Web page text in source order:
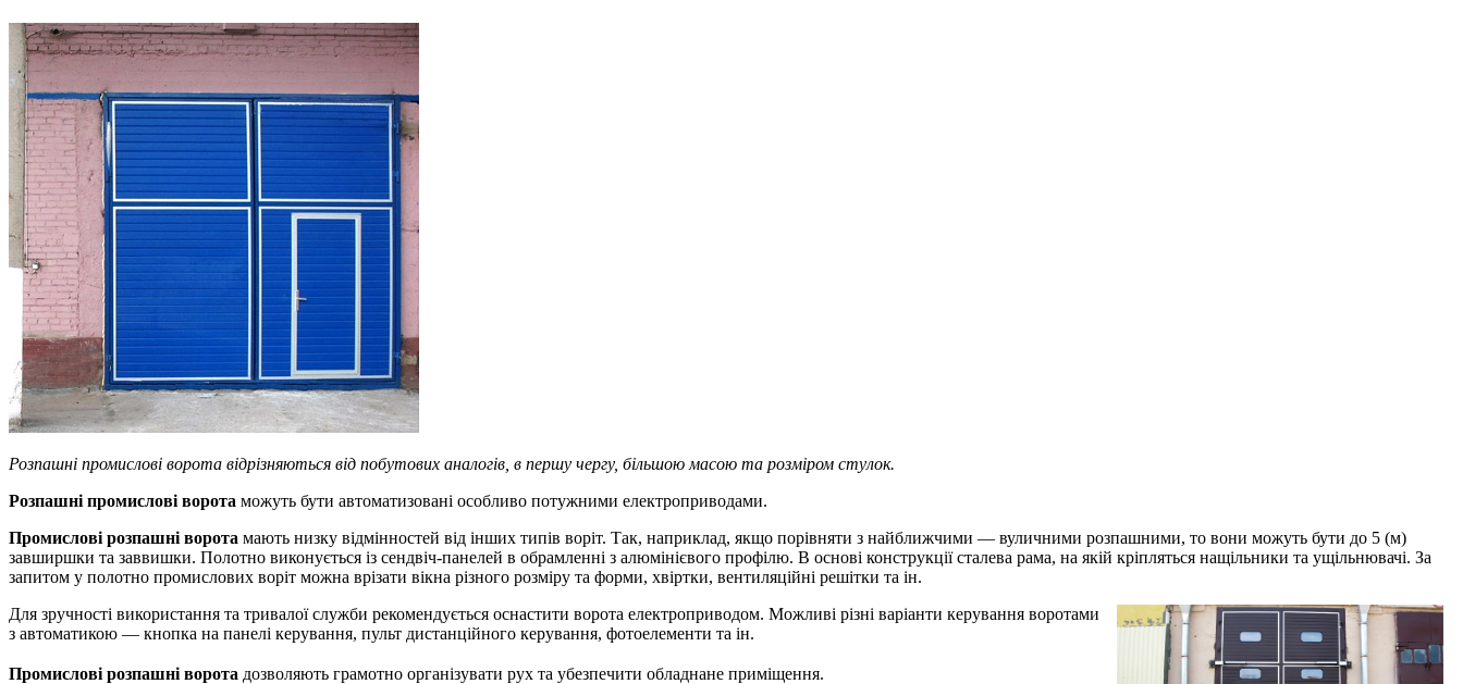
Розпашні промислові ворота відрізняються від побутових аналогів, в першу чергу, більшою масою та розміром стулок.
Розпашні промислові ворота можуть бути автоматизовані особливо потужними електроприводами.
Промислові розпашні ворота мають низку відмінностей від інших типів воріт. Так, наприклад, якщо порівняти з найближчими — вуличними розпашними, то вони можуть бути до 5 (м)
завширшки та заввишки. Полотно виконується із сендвіч-панелей в обрамленні з алюмінієвого профілю. В основі конструкції сталева рама, на якій кріпляться нащільники та ущільнювачі. За
запитом у полотно промислових воріт можна врізати вікна різного розміру та форми, хвіртки, вентиляційні решітки та ін.
Для зручності використання та тривалої служби рекомендується оснастити ворота електроприводом. Можливі різні варіанти керування воротами
з автоматикою — кнопка на панелі керування, пульт дистанційного керування, фотоелементи та ін.
Промислові розпашні ворота дозволяють грамотно організувати рух та убезпечити обладнане приміщення.